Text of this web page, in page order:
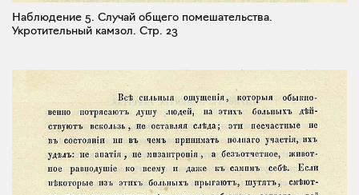
Наблюдение 5. Случай общего помешательства.
Укротительный камзол. Стр. 23